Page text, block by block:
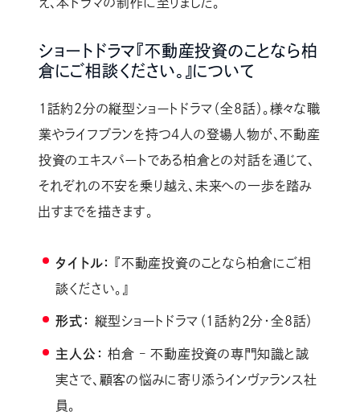
ショートドラマ『不動産投資のことなら柏
倉にご相談ください。』について
1話約2分の縦型ショートドラマ（全8話）。様々な職
業やライフプランを持つ4人の登場人物が、不動産
投資のエキスパートである柏倉との対話を通じて、
それぞれの不安を乗り越え、未来への一歩を踏み
出すまでを描きます。
タイトル：
『不動産投資のことなら柏倉にご相
談ください。』
形式： 縦型ショートドラマ（1話約2分・全8話）
主人公： 柏倉 – 不動産投資の専門知識と誠
実さで、顧客の悩みに寄り添うインヴァランス社
員。